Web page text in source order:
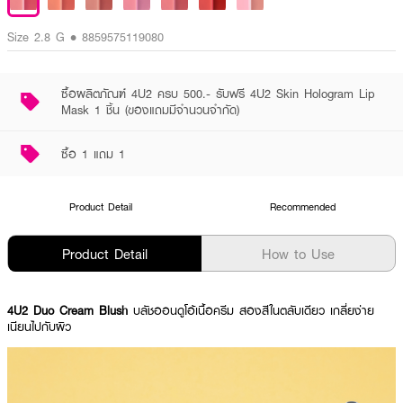
Size 2.8 G • 8859575119080
ซื้อผลิตภัณฑ์ 4U2 ครบ 500.- รับฟรี 4U2 Skin Hologram Lip
Mask 1 ชิ้น (ของแถมมีจำนวนจำกัด)
ซื้อ 1 แถม 1
Product Detail Recommended
Product Detail How to Use
4U2 Duo Cream Blush บลัชออนดูโอ้เนื้อครีม สองสีในตลับเดียว เกลี่ยง่าย
เนียนไปกับผิว